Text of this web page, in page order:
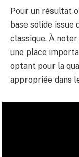
Pour un résultat
base solide issue
classique. À
une place
optant pour la
appropriée dans